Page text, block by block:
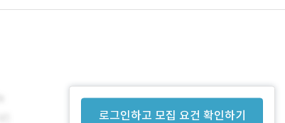
로그인하고 모집 요건 확인하기